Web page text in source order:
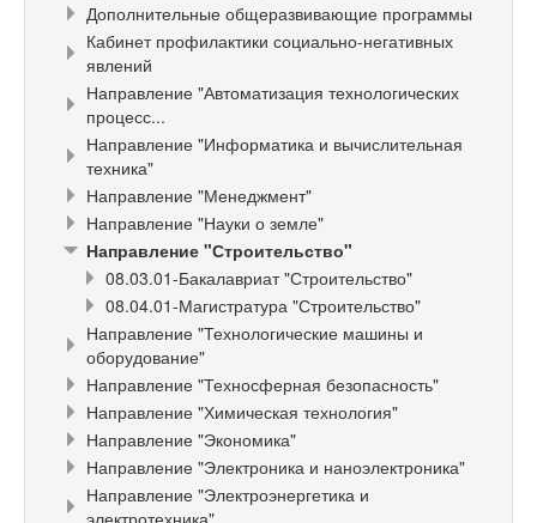
Дополнительные общеразвивающие программы
Кабинет профилактики социально-негативных
явлений
Направление "Автоматизация технологических
процесс...
Направление "Информатика и вычислительная
техника"
Направление "Менеджмент"
Направление "Науки о земле"
Направление "Строительство"
08.03.01-Бакалавриат "Строительство"
08.04.01-Магистратура "Строительство"
Направление "Технологические машины и
оборудование"
Направление "Техносферная безопасность"
Направление "Химическая технология"
Направление "Экономика"
Направление "Электроника и наноэлектроника"
Направление "Электроэнергетика и
электротехника"